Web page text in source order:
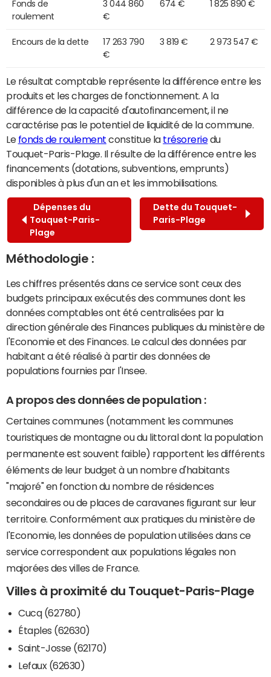
Fonds de
roulement
3 044 860
€
674 € 1 825 890 €
Encours de la dette
17 263 790
€
3 819 € 2 973 547 €
Le résultat comptable représente la différence entre les
produits et les charges de fonctionnement. A la
différence de la capacité d'autofinancement, il ne
caractérise pas le potentiel de liquidité de la commune.
Le fonds de roulement constitue la trésoreriedu
Touquet-Paris-Plage. Il résulte de la différence entre les
financements (dotations, subventions, emprunts)
disponibles à plus d'un an et les immobilisations.
Dépenses du
Touquet-Paris-
Plage
Dette du Touquet-
Paris-Plage
Méthodologie :
Les chiffres présentés dans ce service sont ceux des
budgets principaux exécutés des communes dont les
données comptables ont été centralisées par la
direction générale des Finances publiques du ministère de
l'Economie et des Finances. Le calcul des données par
habitant a été réalisé à partir des données de
populations fournies par l'Insee.
A propos des données de population :
Certaines communes (notamment les communes
touristiques de montagne ou du littoral dont la population
permanente est souvent faible) rapportent les différents
éléments de leur budget à un nombre d'habitants
"majoré" en fonction du nombre de résidences
secondaires ou de places de caravanes figurant sur leur
territoire. Conformément aux pratiques du ministère de
l'Economie, les données de population utilisées dans ce
service correspondent aux populations légales non
majorées des villes de France.
Villes à proximité du Touquet-Paris-Plage
Cucq (62780)
Étaples (62630)
Saint-Josse (62170)
Lefaux (62630)